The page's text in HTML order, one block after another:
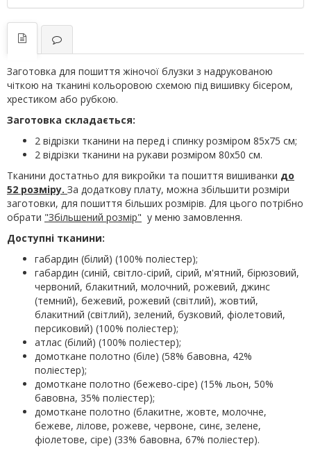
Заготовка для пошиття жіночої блузки з надрукованою
чіткою на тканині кольоровою схемою під вишивку бісером,
хрестиком або рубкою.
Заготовка складається:
2 відрізки тканини на перед і спинку розміром 85х75 см;
2 відрізки тканини на рукави розміром 80х50 см.
Тканини достатньо для викройки та пошиття вишиванки до
52 розміру. За додаткову плату, можна збільшити розміри
заготовки, для пошиття більших розмірів. Для цього потрібно
обрати "Збільшений розмір" у меню замовлення.
Доступні тканини:
габардин (білий) (100% поліестер);
габардин (синій, світло-сірий, сірий, м'ятний, бірюзовий,
червоний, блакитний, молочний, рожевий, джинс
(темний), бежевий, рожевий (світлий), жовтий,
блакитний (світлий), зелений, бузковий, фіолетовий,
персиковий) (100% поліестер);
атлас (білий) (100% поліестер);
домоткане полотно (біле) (58% бавовна, 42%
поліестер);
домоткане полотно (бежево-сіре) (15% льон, 50%
бавовна, 35% поліестер);
домоткане полотно (блакитне, жовте, молочне,
бежеве, лілове, рожеве, червоне, синє, зелене,
фіолетове, сіре) (33% бавовна, 67% поліестер).